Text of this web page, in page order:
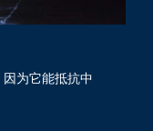
为它能抵抗中